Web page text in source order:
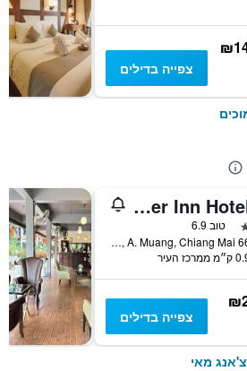
צפייה בדילים
Traveller Inn Hotel
1
טוב 6.9
66 Loikroh Rd. T. Changklon, A. Muang, Chiang Mai, צ'אנג מאי, תאילנד
ממרכז העיר
צפייה בדילים
מאי